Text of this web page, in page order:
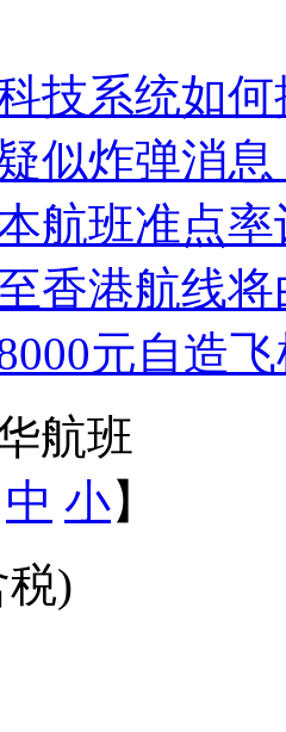
技系统如
似炸弹消
航班准点
香港航线
元自造
航班
中 小】
)